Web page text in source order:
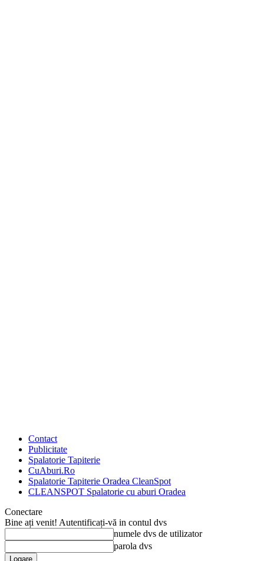
Contact
Publicitate
Spalatorie Tapiterie
CuAburi.Ro
Spalatorie Tapiterie Oradea CleanSpot
CLEANSPOT Spalatorie cu aburi Oradea
Conectare
Bine ați venit! Autentificați-vă in contul dvs
numele dvs de utilizator
parola dvs